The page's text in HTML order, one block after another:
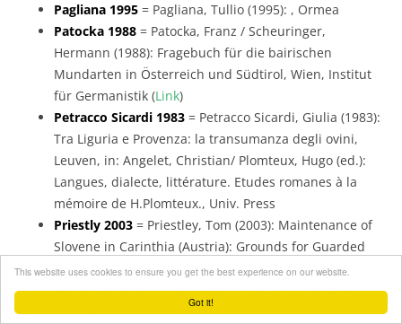
Got it!
This website uses cookies to ensure you get the best experience on our website.
Pagliana 1995 = Pagliana, Tullio (1995): , Ormea
Patocka 1988 = Patocka, Franz / Scheuringer,
Hermann (1988): Fragebuch für die bairischen
Mundarten in Österreich und Südtirol, Wien, Institut
für Germanistik (Link)
Petracco Sicardi 1983 = Petracco Sicardi, Giulia (1983):
Tra Liguria e Provenza: la transumanza degli ovini,
Leuven, in: Angelet, Christian/ Plomteux, Hugo (ed.):
Langues, dialecte, littérature. Etudes romanes à la
mémoire de H.Plomteux., Univ. Press
Priestly 2003 = Priestley, Tom (2003): Maintenance of
Slovene in Carinthia (Austria): Grounds for Guarded
Optimism?, Ljubljana, in: Canadian Slavonic Papers /
Revue Canadienne des Slavistes, vol. 45, Taylor &
Francis, Ltd. , 95-117 (Link)